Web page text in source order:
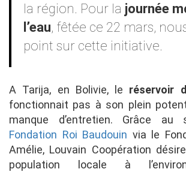
la région. Pour la journée
l’eau, fêtée ce 22 mars,
point sur cette initiative.
A Tarija, en Bolivie, le réservoir
fonctionnait pas à son plein
manque d’entretien. Grâce
Fondation Roi Baudouin via le
Amélie, Louvain Coopération
population locale à